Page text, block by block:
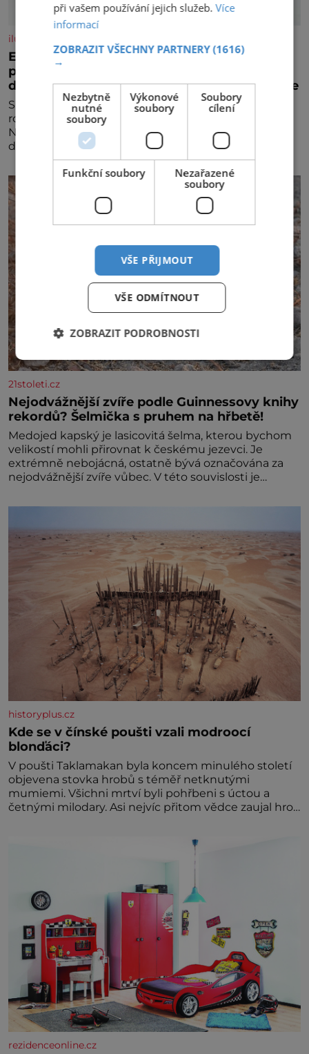
iluxus.cz
Emirates a South African Airways rozšiřují
partnerství. Cestujícím nově zpřístupní
dalších devět destinací v jižní a střední Africe
Společnosti Emirates a South African Airways (SAA)
rozšiřují svou dlouholetou codesharovou spolupráci.
Nová reciproční dohoda zpřístupní cestujícím devět
dalších destinací v jižní a střední Africe a u
21stoleti.cz
Nejodvážnější zvíře podle Guinnessovy knihy
rekordů? Šelmička s pruhem na hřbetě!
Medojed kapský je lasicovitá šelma, kterou bychom
velikostí mohli přirovnat k českému jezevci. Je
extrémně nebojácná, ostatně bývá označována za
nejodvážnější zvíře vůbec. V této souvislosti je
historyplus.cz
Kde se v čínské poušti vzali modroocí
blonďáci?
V poušti Taklamakan byla koncem minulého století
objevena stovka hrobů s téměř netknutými
mumiemi. Všichni mrtví byli pohřbeni s úctou a
četnými milodary. Asi nejvíc přitom vědce zaujal hrob
dávných lidí nesmírně dobře zachovalá, přičítají
odborníci zdejším klimatickým podmínkám. Sucho,
rezidenceonline.cz
při vašem používání jejich služeb.Více
informací
ZOBRAZIT VŠECHNY PARTNERY(1616)
→
Nezbytně
nutné
soubory
Výkonové
soubory
Soubory
cílení
Funkční soubory
Nezařazené
soubory
VŠE PŘIJMOUT
VŠE ODMÍTNOUT
ZOBRAZIT PODROBNOSTI